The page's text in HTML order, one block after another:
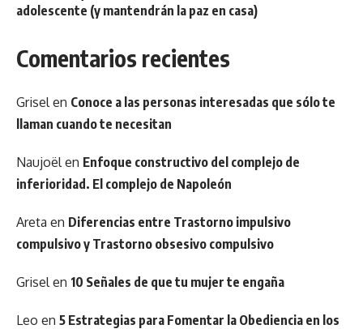
adolescente (y mantendrán la paz en casa)
Comentarios recientes
Grisel en Conoce a las personas interesadas que sólo te
llaman cuando te necesitan
Naujoël en Enfoque constructivo del complejo de
inferioridad. El complejo de Napoleón
Areta en Diferencias entre Trastorno impulsivo
compulsivo y Trastorno obsesivo compulsivo
Grisel en 10 Señales de que tu mujer te engaña
Leo en 5 Estrategias para Fomentar la Obediencia en los